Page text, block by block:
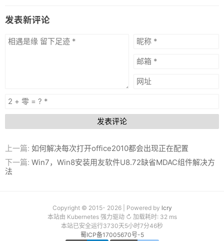
发表新评论
发表评论
上一篇: 如何解决每次打开office2010都会出现正在配置
下一篇: Win7，Win8安装用友软件U8.72缺省MDAC组件解决方
法
Copyright © 2015- 2026 | Powered by lcry
本站由 Kubernetes 强力驱动 ↻ 加载耗时: 32 ms
本站已安全运行3730天5小时7分46秒
蜀ICP备17005670号-5